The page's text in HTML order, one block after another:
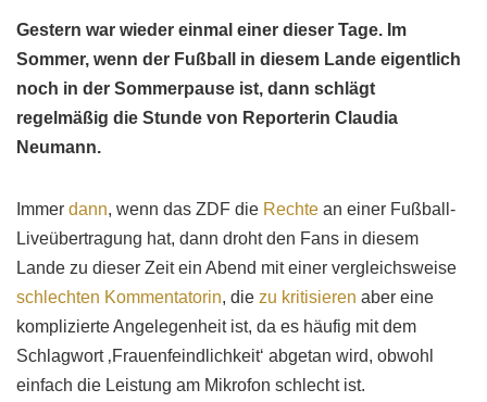
Gestern war wieder einmal einer dieser Tage. Im
Sommer, wenn der Fußball in diesem Lande eigentlich
noch in der Sommerpause ist, dann schlägt
regelmäßig die Stunde von Reporterin Claudia
Neumann.
Immer dann, wenn das ZDF die Rechte an einer Fußball-
Liveübertragung hat, dann droht den Fans in diesem
Lande zu dieser Zeit ein Abend mit einer vergleichsweise
schlechten Kommentatorin, die zu kritisieren aber eine
komplizierte Angelegenheit ist, da es häufig mit dem
Schlagwort ‚Frauenfeindlichkeit‘ abgetan wird, obwohl
einfach die Leistung am Mikrofon schlecht ist.